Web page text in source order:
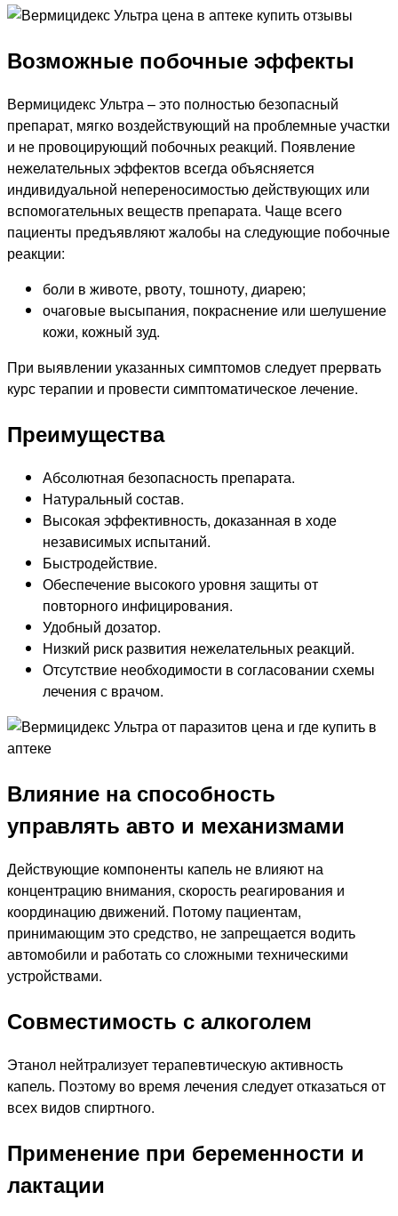
Возможные побочные эффекты
Вермицидекс Ультра – это полностью безопасный
препарат, мягко воздействующий на проблемные участки
и не провоцирующий побочных реакций. Появление
нежелательных эффектов всегда объясняется
индивидуальной непереносимостью действующих или
вспомогательных веществ препарата. Чаще всего
пациенты предъявляют жалобы на следующие побочные
реакции:
боли в животе, рвоту, тошноту, диарею;
очаговые высыпания, покраснение или шелушение
кожи, кожный зуд.
При выявлении указанных симптомов следует прервать
курс терапии и провести симптоматическое лечение.
Преимущества
Абсолютная безопасность препарата.
Натуральный состав.
Высокая эффективность, доказанная в ходе
независимых испытаний.
Быстродействие.
Обеспечение высокого уровня защиты от
повторного инфицирования.
Удобный дозатор.
Низкий риск развития нежелательных реакций.
Отсутствие необходимости в согласовании схемы
лечения с врачом.
Влияние на способность
управлять авто и механизмами
Действующие компоненты капель не влияют на
концентрацию внимания, скорость реагирования и
координацию движений. Потому пациентам,
принимающим это средство, не запрещается водить
автомобили и работать со сложными техническими
устройствами.
Совместимость с алкоголем
Этанол нейтрализует терапевтическую активность
капель. Поэтому во время лечения следует отказаться от
всех видов спиртного.
Применение при беременности и
лактации